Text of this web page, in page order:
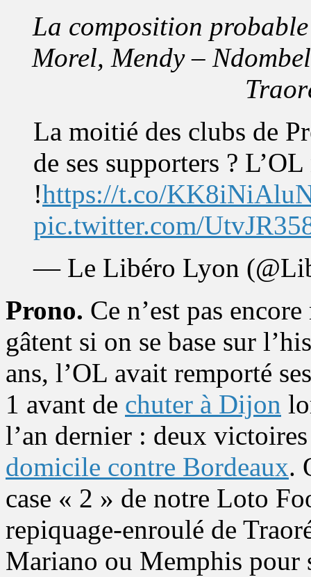
La composition
Morel, Mendy –
La moitié des clubs de
de ses supporters ?
!https://t.co/
pic.twitter.com/
— Le Libéro Lyon
Prono. Ce n’est pas
gâtent si on se base sur
ans, l’OL avait remporté
1 avant de chuter à Dijon
l’an dernier : deux
domicile contre Bordeaux.
case « 2 » de notre Loto
repiquage-enroulé de
Mariano ou Memphis pour